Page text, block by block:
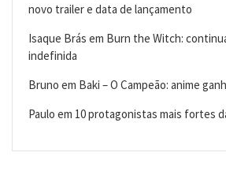
novo trailer e data de lançamento
Isaque Brás em Burn the Witch:
indefinida
Bruno em Baki – O Campeão: anime
Paulo em 10 protagonistas mais fortes